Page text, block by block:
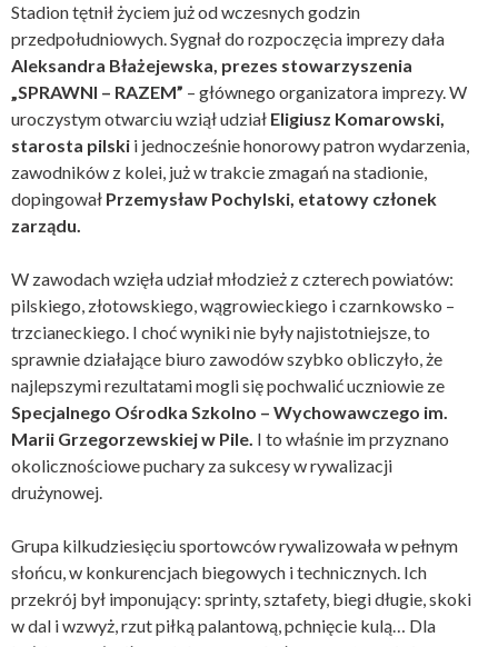
Stadion tętnił życiem już od wczesnych godzin
przedpołudniowych. Sygnał do rozpoczęcia imprezy dała
Aleksandra Błażejewska, prezes stowarzyszenia
„SPRAWNI – RAZEM” – głównego organizatora imprezy. W
uroczystym otwarciu wziął udział Eligiusz Komarowski,
starosta pilski i jednocześnie honorowy patron wydarzenia,
zawodników z kolei, już w trakcie zmagań na stadionie,
dopingował Przemysław Pochylski, etatowy członek
zarządu.
W zawodach wzięła udział młodzież z czterech powiatów:
pilskiego, złotowskiego, wągrowieckiego i czarnkowsko –
trzcianeckiego. I choć wyniki nie były najistotniejsze, to
sprawnie działające biuro zawodów szybko obliczyło, że
najlepszymi rezultatami mogli się pochwalić uczniowie ze
Specjalnego Ośrodka Szkolno – Wychowawczego im.
Marii Grzegorzewskiej w Pile. I to właśnie im przyznano
okolicznościowe puchary za sukcesy w rywalizacji
drużynowej.
Grupa kilkudziesięciu sportowców rywalizowała w pełnym
słońcu, w konkurencjach biegowych i technicznych. Ich
przekrój był imponujący: sprinty, sztafety, biegi długie, skoki
w dal i wzwyż, rzut piłką palantową, pchnięcie kulą… Dla